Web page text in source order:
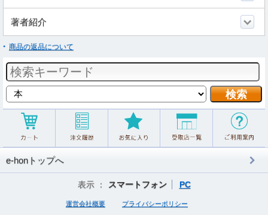
著者紹介
商品の返品について
e-honトップへ
表示 ： スマートフォン PC
運営会社概要 プライバシーポリシー